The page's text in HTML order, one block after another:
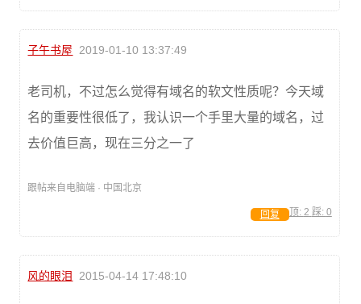
子午书屋 2019-01-10 13:37:49
老司机，不过怎么觉得有域名的软文性质呢？今天域
名的重要性很低了，我认识一个手里大量的域名，过
去价值巨高，现在三分之一了
跟帖来自电脑端 · 中国北京
顶: 2 踩: 0
回复
风的眼泪 2015-04-14 17:48:10